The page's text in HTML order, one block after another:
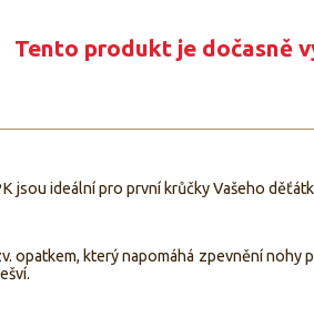
Tento produkt je dočasně
jsou ideální pro první krůčky Vašeho
opatkem, který napomáhá zpevnění nohy